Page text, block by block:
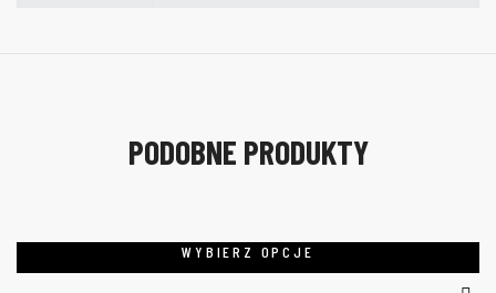
PODOBNE PRODUKTY
WYBIERZ OPCJE